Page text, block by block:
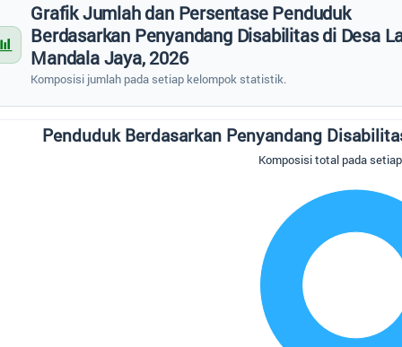
Grafik Jumlah dan Persentase Penduduk
Berdasarkan Penyandang Disabilitas di Desa
Mandala Jaya, 2026
Komposisi jumlah pada setiap kelompok statistik.
Berdasarkan Penyandang Disabilitas di Desa Lada Mandala Jaya, 2026
Penduduk Berdasarkan Penyandang
Komposisi total pada